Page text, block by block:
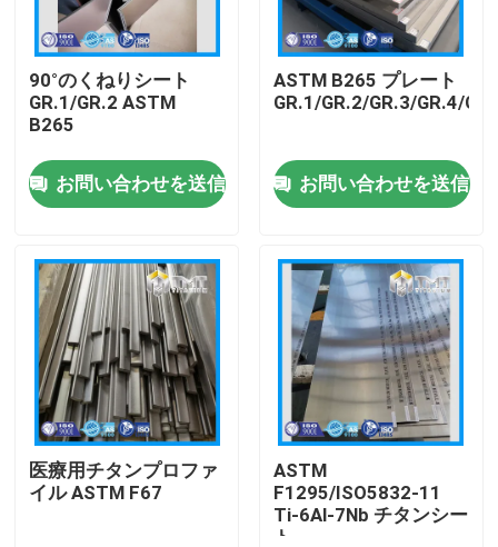
ビデオ
企業情報
会社案内
品質管理
お問い合わせ
見積依頼
チタニウム棒
90°のくねりシート
GR.1/GR.2 ASTM
B265
お問い合わせを送信
ASTM B265 プレート
GR.1/GR.2/GR.3/GR.4/
お問い合わせを送信
医療用チタンプロファ
イル ASTM F67
ASTM
F1295/ISO5832-11
Ti-6Al-7Nb チタンシー
ト